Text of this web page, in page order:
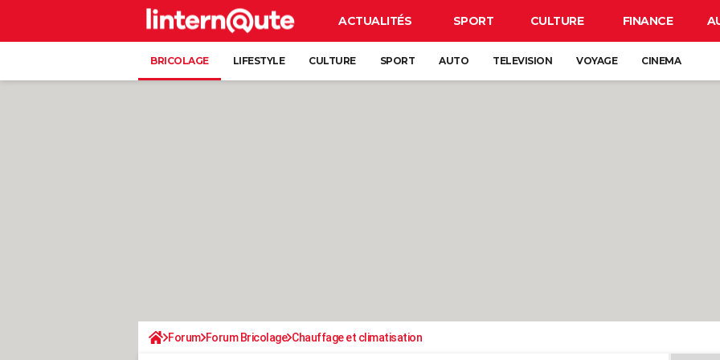
ACTUALITÉS SPORT CULTURE FINANCE
BRICOLAGE LIFESTYLE CULTURE SPORT AUTO TELEVISION VOYAGE CINEMA
Forum Forum Bricolage Chauffage et climatisation